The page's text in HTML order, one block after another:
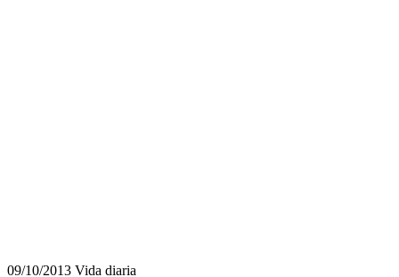
09/10/2013 Vida diaria